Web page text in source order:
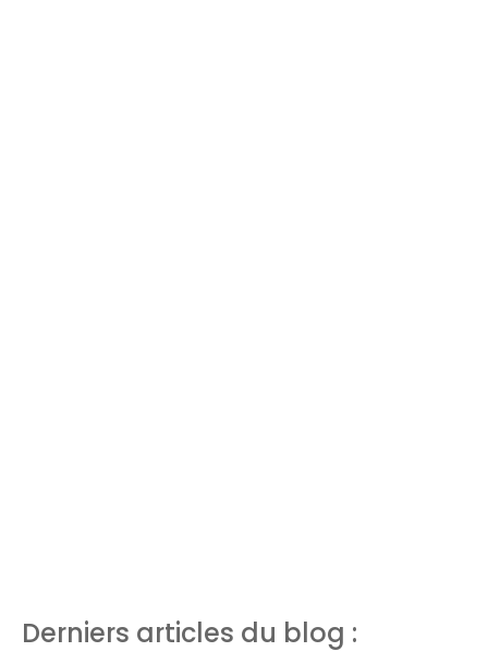
Derniers articles du blog :